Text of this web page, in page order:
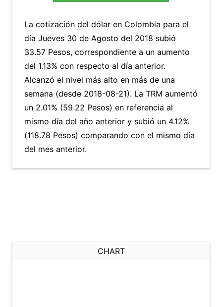
La cotización del dólar en Colombia para el
día Jueves 30 de Agosto del 2018 subió
33.57 Pesos, correspondiente a un aumento
del 1.13% con respecto al día anterior.
Alcanzó el nivel más alto en más de una
semana (desde 2018-08-21). La TRM aumentó
un 2.01% (59.22 Pesos) en referencia al
mismo día del año anterior y subió un 4.12%
(118.78 Pesos) comparando con el mismo día
del mes anterior.
CHART